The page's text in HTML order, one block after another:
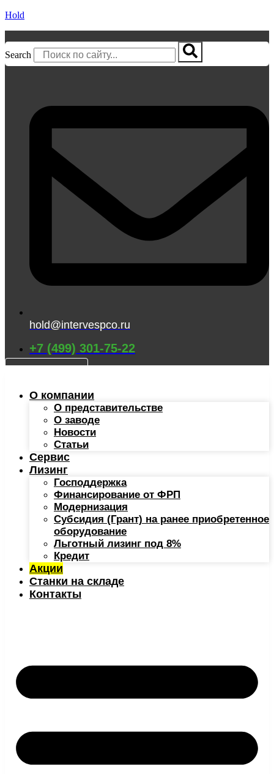
Hold
Search
hold@intervespco.ru
+7 (499) 301-75-22
О компании
О представительстве
О заводе
Новости
Статьи
Сервис
Лизинг
Господдержка
Финансирование от ФРП
Модернизация
Субсидия (Грант) на ранее приобретенное
оборудование
Льготный лизинг под 8%
Кредит
Акции
Станки на складе
Контакты